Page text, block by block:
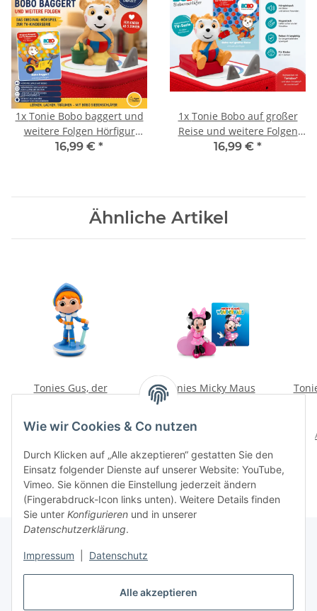
Alle akzeptieren
Wie wir Cookies & Co nutzen
Durch Klicken auf „Alle akzeptieren“ gestatten Sie den
Einsatz folgender Dienste auf unserer Website: YouTube,
Vimeo. Sie können die Einstellung jederzeit ändern
(Fingerabdruck-Icon links unten). Weitere Details finden
Sie unter Konfigurieren und in unserer
Datenschutzerklärung.
Impressum Datenschutz
1x Tonie Bobo baggert und
weitere Folgen Hörfigur
Deutsch
16,99 € *
1x Tonie Bobo auf großer
Reise und weitere Folgen
Deutsch
16,99 € *
Ähnliche Artikel
Tonies Gus, der
Legende von Gus und
drei weitere
Geschichten
14,90 €
Alter Preis: 16,99 €
tonies Micky Maus
Wunderhaus Minnie